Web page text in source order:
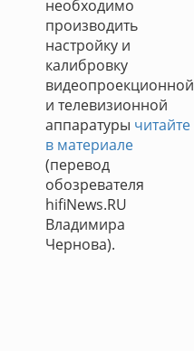
необходимо
производить
настройку и
калибровку
видеопроекционной
и телевизионной
аппаратуры читайте
в материале
(перевод
обозревателя
hifiNews.RU
Владимира
Чернова).